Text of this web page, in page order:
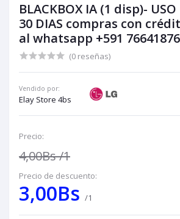
BLACKBOX IA (1 disp)- USO
30 DIAS compras con
al whatsapp +591
(0 reseñas)
Vendido por:
Elay Store 4bs
Precio:
4,00Bs/1
Precio de descuento:
3,00Bs /1